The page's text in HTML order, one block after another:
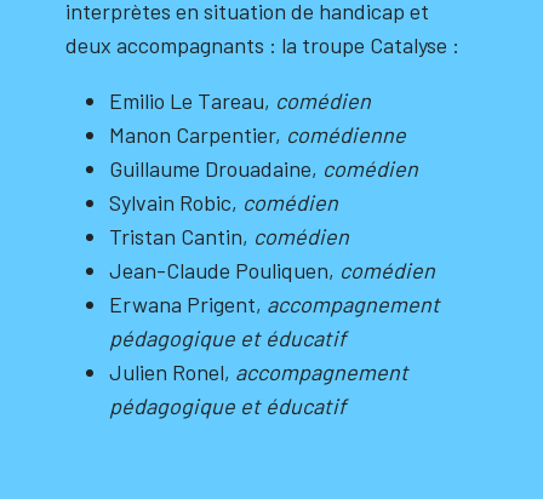
interprètes en situation de handicap et
deux accompagnants : la troupe Catalyse :
Emilio Le Tareau, comédien
Manon Carpentier, comédienne
Guillaume Drouadaine, comédien
Sylvain Robic, comédien
Tristan Cantin, comédien
Jean-Claude Pouliquen, comédien
Erwana Prigent, accompagnement
pédagogique et éducatif
Julien Ronel, accompagnement
pédagogique et éducatif